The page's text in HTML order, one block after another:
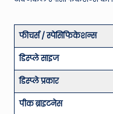
फीचर्स / स्पेसिफिकेशन्स
डिस्प्ले साइज
डिस्प्ले प्रकार
पीक ब्राइटनेस